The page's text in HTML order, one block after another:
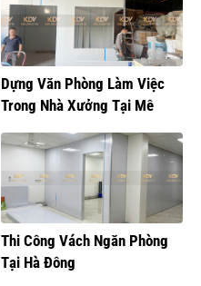
Dựng Văn Phòng Làm Việc
Trong Nhà Xưởng Tại Mê
Thi Công Vách Ngăn Phòng
Tại Hà Đông